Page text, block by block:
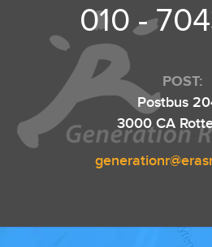
010 -
POST:
Postbus
3000 CA